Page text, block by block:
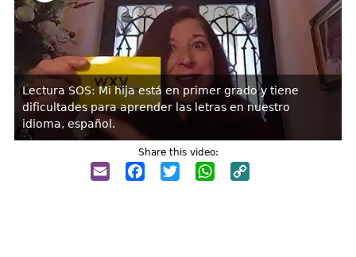
Lectura SOS: Mi hija está en primer grado y tiene
dificultades para aprender las letras en nuestro
idioma, español.
Share this video:
EmailFacebook
TwitterWhatsApp